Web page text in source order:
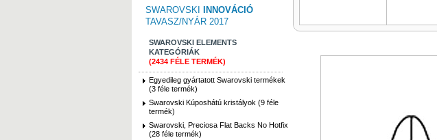
SWAROVSKI
INNOVÁCIÓ
TAVASZ/NYÁR 2017
SWAROVSKI ELEMENTS
KATEGÓRIÁK
(2434 FÉLE TERMÉK)
Egyedileg gyártatott Swarovski termékek
(3 féle termék)
Swarovski Kúposhátú kristályok (9 féle
termék)
Swarovski, Preciosa Flat Backs No Hotfix
(28 féle termék)